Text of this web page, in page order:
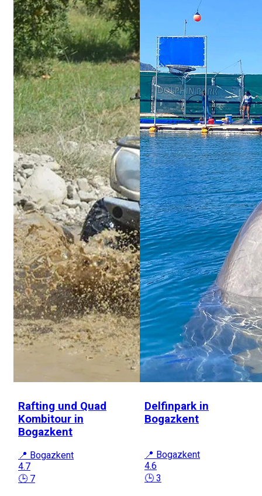
Rafting und Quad
Kombitour in
Bogazkent
📍 Bogazkent
4.7
🕒 7
Delfinpark in
Bogazkent
📍 Bogazkent
4.6
🕒 3